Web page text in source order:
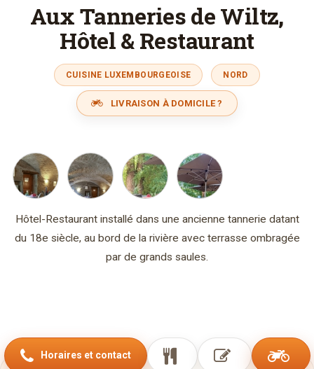
Aux Tanneries de Wiltz,
Hôtel & Restaurant
CUISINE LUXEMBOURGEOISE NORD
LIVRAISON À DOMICILE ?
Hôtel-Restaurant installé dans une ancienne tannerie datant
du 18e siècle, au bord de la rivière avec terrasse ombragée
par de grands saules.
Horaires et contact